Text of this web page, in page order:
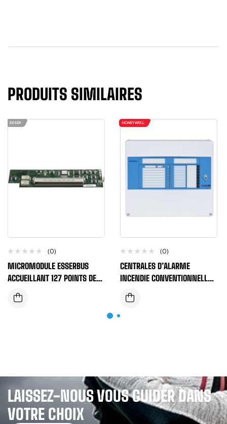
PRODUITS SIMILAIRES
ESSER
(0)
MICROMODULE ESSERBUS
ACCUEILLANT 127 POINTS DE
DETECTION
HONEYWELL
(0)
CENTRALES D’ALARME
INCENDIE CONVENTIONNELLES
2, 4 ET 8 ZONES MORLEY BY
HONEYWELL EN54 LIVRE SANS
BATTERIE
LAISSEZ-NOUS VOUS GUIDER DANS
VOTRE CHOIX